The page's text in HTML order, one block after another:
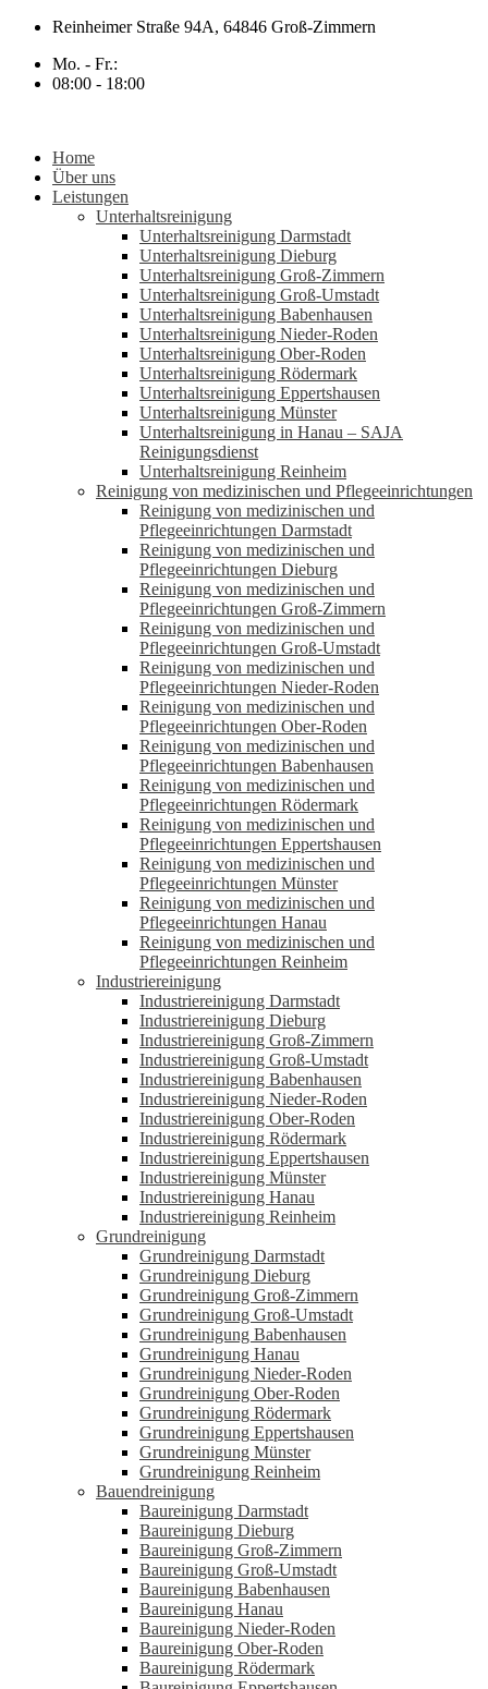
Zum
springen
Reinheimer Straße 94A, 64846 Groß-Zimmern
Mo. - Fr.:
08:00 - 18:00
Home
Über uns
Leistungen
Unterhaltsreinigung
Unterhaltsreinigung Darmstadt
Unterhaltsreinigung Dieburg
Unterhaltsreinigung Groß-Zimmern
Unterhaltsreinigung Groß-Umstadt
Unterhaltsreinigung Babenhausen
Unterhaltsreinigung Nieder-Roden
Unterhaltsreinigung Ober-Roden
Unterhaltsreinigung Rödermark
Unterhaltsreinigung Eppertshausen
Unterhaltsreinigung Münster
Unterhaltsreinigung in Hanau – SAJA
Reinigungsdienst
Unterhaltsreinigung Reinheim
Reinigung von medizinischen und Pflegeeinrichtungen
Reinigung von medizinischen und
Pflegeeinrichtungen Darmstadt
Reinigung von medizinischen und
Pflegeeinrichtungen Dieburg
Reinigung von medizinischen und
Pflegeeinrichtungen Groß-Zimmern
Reinigung von medizinischen und
Pflegeeinrichtungen Groß-Umstadt
Reinigung von medizinischen und
Pflegeeinrichtungen Nieder-Roden
Reinigung von medizinischen und
Pflegeeinrichtungen Ober-Roden
Reinigung von medizinischen und
Pflegeeinrichtungen Babenhausen
Reinigung von medizinischen und
Pflegeeinrichtungen Rödermark
Reinigung von medizinischen und
Pflegeeinrichtungen Eppertshausen
Reinigung von medizinischen und
Pflegeeinrichtungen Münster
Reinigung von medizinischen und
Pflegeeinrichtungen Hanau
Reinigung von medizinischen und
Pflegeeinrichtungen Reinheim
Industriereinigung
Industriereinigung Darmstadt
Industriereinigung Dieburg
Industriereinigung Groß-Zimmern
Industriereinigung Groß-Umstadt
Industriereinigung Babenhausen
Industriereinigung Nieder-Roden
Industriereinigung Ober-Roden
Industriereinigung Rödermark
Industriereinigung Eppertshausen
Industriereinigung Münster
Industriereinigung Hanau
Industriereinigung Reinheim
Grundreinigung
Grundreinigung Darmstadt
Grundreinigung Dieburg
Grundreinigung Groß-Zimmern
Grundreinigung Groß-Umstadt
Grundreinigung Babenhausen
Grundreinigung Hanau
Grundreinigung Nieder-Roden
Grundreinigung Ober-Roden
Grundreinigung Rödermark
Grundreinigung Eppertshausen
Grundreinigung Münster
Grundreinigung Reinheim
Bauendreinigung
Baureinigung Darmstadt
Baureinigung Dieburg
Baureinigung Groß-Zimmern
Baureinigung Groß-Umstadt
Baureinigung Babenhausen
Baureinigung Hanau
Baureinigung Nieder-Roden
Baureinigung Ober-Roden
Baureinigung Rödermark